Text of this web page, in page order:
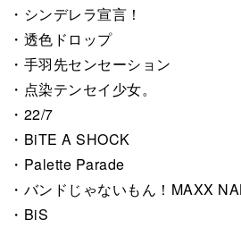
・シンデレラ宣言！
・透色ドロップ
・手羽先センセーション
・点染テンセイ少女。
・22/7
・BiTE A SHOCK
・Palette Parade
・バンドじゃないもん！MAXX
・BiS